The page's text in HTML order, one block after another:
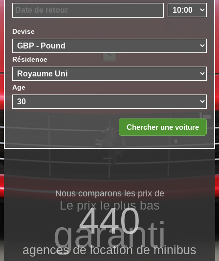
Devise
Résidence
Age
Nous comparons les prix de
440
agences de location de minibus
Le prix le​ plus bas
garanti